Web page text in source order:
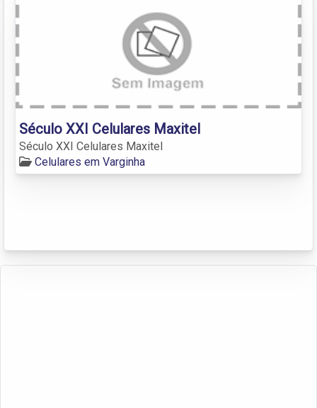
Século XXI Celulares Maxitel
Século XXI Celulares Maxitel
Celulares em Varginha